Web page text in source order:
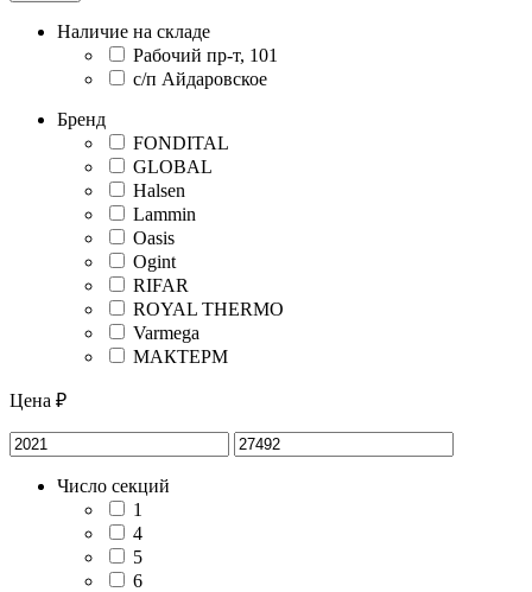
Наличие на складе
Рабочий пр-т, 101
с/п Айдаровское
Бренд
FONDITAL
GLOBAL
Halsen
Lammin
Oasis
Ogint
RIFAR
ROYAL THERMO
Varmega
МАКТЕРМ
Цена ₽
Число секций
1
4
5
6